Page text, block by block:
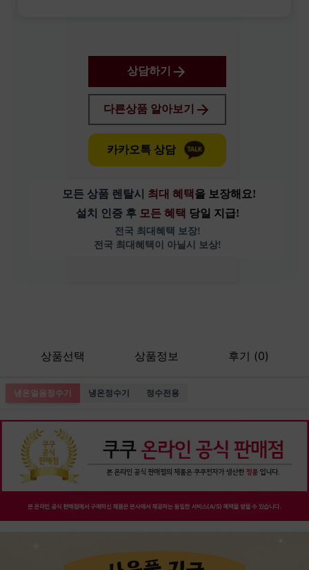
상담하기
다른상품 알아보기
카카오톡 상담
모든 상품 렌탈시 최대 혜택 을 보장해요!
설치 인증 후 모든 혜택 당일 지급!
전국 최대혜택 보장!
전국 최대혜택이 아닐시 보상!
상품선택 상품정보 후기 (0)
냉온얼음정수기 냉온정수기 정수전용